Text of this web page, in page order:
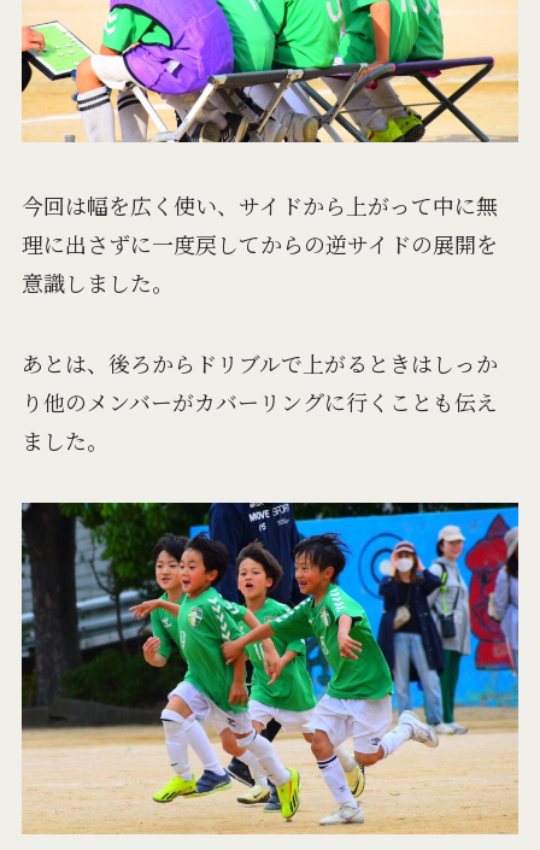
今回は幅を広く使い、サイドから上がって中に無
理に出さずに一度戻してからの逆サイドの展開を
意識しました。
あとは、後ろからドリブルで上がるときはしっか
り他のメンバーがカバーリングに行くことも伝え
ました。